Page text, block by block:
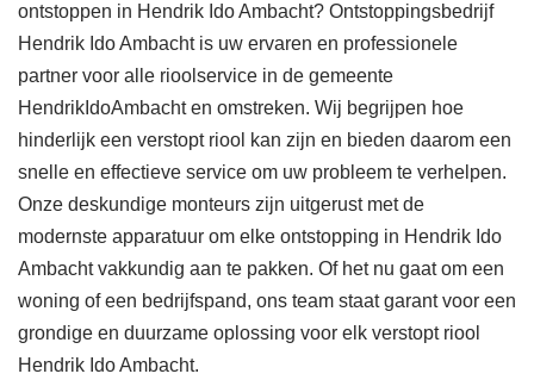
ontstoppen in Hendrik Ido Ambacht? Ontstoppingsbedrijf
Hendrik Ido Ambacht is uw ervaren en professionele
partner voor alle rioolservice in de gemeente
HendrikIdoAmbacht en omstreken. Wij begrijpen hoe
hinderlijk een verstopt riool kan zijn en bieden daarom een
snelle en effectieve service om uw probleem te verhelpen.
Onze deskundige monteurs zijn uitgerust met de
modernste apparatuur om elke ontstopping in Hendrik Ido
Ambacht vakkundig aan te pakken. Of het nu gaat om een
woning of een bedrijfspand, ons team staat garant voor een
grondige en duurzame oplossing voor elk verstopt riool
Hendrik Ido Ambacht.